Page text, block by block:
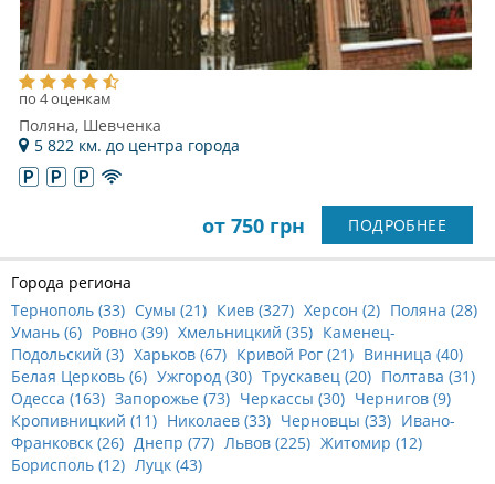
по 4 оценкам
Поляна, Шевченка
5 822 км. до центра города
от 750 грн ПОДРОБНЕЕ
Города региона
Тернополь (33) Сумы (21) Киев (327) Херсон (2) Поляна (28)
Умань (6) Ровно (39) Хмельницкий (35) Каменец-
Подольский (3) Харьков (67) Кривой Рог (21) Винница (40)
Белая Церковь (6) Ужгород (30) Трускавец (20) Полтава (31)
Одесса (163) Запорожье (73) Черкассы (30) Чернигов (9)
Кропивницкий (11) Николаев (33) Черновцы (33) Ивано-
Франковск (26) Днепр (77) Львов (225) Житомир (12)
Борисполь (12) Луцк (43)